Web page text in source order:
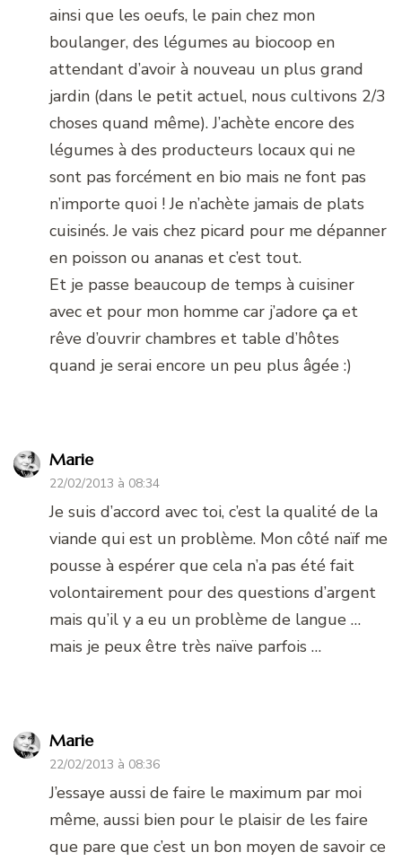
ainsi que les oeufs, le pain chez mon
boulanger, des légumes au biocoop en
attendant d’avoir à nouveau un plus grand
jardin (dans le petit actuel, nous cultivons 2/3
choses quand même). J’achète encore des
légumes à des producteurs locaux qui ne
sont pas forcément en bio mais ne font pas
n’importe quoi ! Je n’achète jamais de plats
cuisinés. Je vais chez picard pour me dépanner
en poisson ou ananas et c’est tout.
Et je passe beaucoup de temps à cuisiner
avec et pour mon homme car j’adore ça et
rêve d’ouvrir chambres et table d’hôtes
quand je serai encore un peu plus âgée :)
Marie
22/02/2013 à 08:34
Je suis d’accord avec toi, c’est la qualité de la
viande qui est un problème. Mon côté naïf me
pousse à espérer que cela n’a pas été fait
volontairement pour des questions d’argent
mais qu’il y a eu un problème de langue …
mais je peux être très naïve parfois …
Marie
22/02/2013 à 08:36
J’essaye aussi de faire le maximum par moi
même, aussi bien pour le plaisir de les faire
que pare que c’est un bon moyen de savoir ce